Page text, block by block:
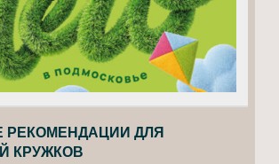
РЕКОМЕНДАЦИИ ДЛЯ
КРУЖКОВ